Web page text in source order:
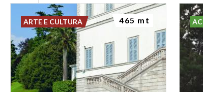
ARTE E CULTURA 465 mt